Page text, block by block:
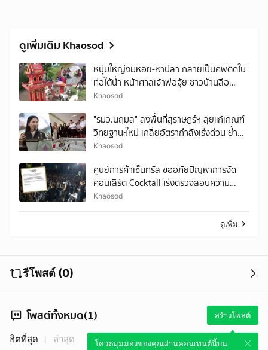
ดูเพิ่มเติม Khaosod
หนุ่มใหญ่งมหอย-หาปลา กลายเป็นศพติดใน
ท่อใต้น้ำ หน้าศาลเจ้าพ่อจุ้ย ชาวบ้านลือ
อาถรรพ์
Khaosod
"รมว.นฤมล" ลงพื้นที่สุราษฎร์ฯ ลุยแก้เกณฑ์
วิทยฐานะใหม่ เกลี่ยอัตรากำลังเร่งด่วน ย้ำ
ทำงานแบบครอบครัว
Khaosod
ศูนย์การค้าเซ็นทรัล ขออภัยปัญหาการจัด
คอนเสิร์ต Cocktail เร่งตรวจสอบความ
ปลอดภัย
Khaosod
ดูเพิ่ม
รีโพสต์ (0)
โพสต์ทั้งหมด(1) สร้างโพสต์
โควตมุมมองของคุณผ่านคอนเทนต์นี้บน
ฮิตที่สุด ล่าสุด